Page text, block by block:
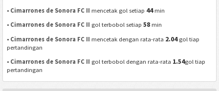
• Cimarrones de Sonora FC II mencetak gol setiap 44min
• Cimarrones de Sonora FC II gol terbobol setiap58 min
• Cimarrones de Sonora FC II mencetak dengan rata-rata 2.04gol tiap
pertandingan
• Cimarrones de Sonora FC II gol terbobol dengan rata-rata 1.54gol tiap
pertandingan